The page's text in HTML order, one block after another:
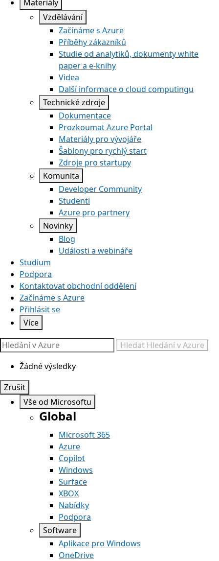
Materiály
Vzdělávání
Začínáme s Azure
Příběhy zákazníků
Studie od analytiků, dokumenty white
paper a e-knihy
Videa
Další informace o cloud computingu
Technické zdroje
Dokumentace
Prozkoumat Azure Portal
Materiály pro vývojáře
Šablony pro rychlý start
Zdroje pro startupy
Komunita
Developer Community
Studenti
Azure pro partnery
Novinky
Blog
Události a webináře
Studium
Podpora
Kontaktovat obchodní oddělení
Začínáme s Azure
Přihlásit se
Více
Hledat Hledání v Azure
Žádné výsledky
Zrušit
Vše od Microsoftu
Global
Microsoft 365
Azure
Copilot
Windows
Surface
XBOX
Nabídky
Podpora
Software
Aplikace pro Windows
OneDrive